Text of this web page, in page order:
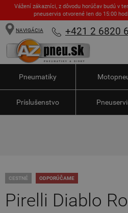
Vážení zákazníci, z dôvodu horúčav budú v
pneuservis otvorené len do 15:00
NAVIGÁCIA +421 2 6820
Pneumatiky
Príslušenstvo
CESTNÉ ODPORÚČAME
Pirelli Diablo